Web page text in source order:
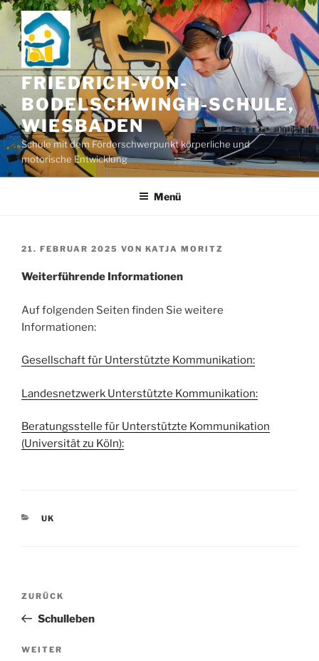
Zum
Inhalt
springen
FRIEDRICH-VON-
BODELSCHWINGH-SCHULE,
WIESBADEN
Schule mit dem Förderschwerpunkt körperliche und
motorische Entwicklung
Menü
VERÖFFENTLICHT
21. FEBRUAR 2025 VON KATJA MORITZ
Weiterführende Informationen
Auf folgenden Seiten finden Sie weitere
Informationen:
Gesellschaft für Unterstützte Kommunikation:
Landesnetzwerk Unterstützte Kommunikation:
Beratungsstelle für Unterstützte Kommunikation
(Universität zu Köln):
KATEGORIEN
UK
Beitragsnavigation
Vorheriger
Beitrag
ZURÜCK
Schulleben
Nächster
WEITER